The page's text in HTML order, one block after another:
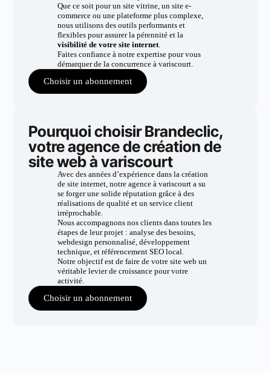
Que ce soit pour un site vitrine, un site e-
commerce ou une plateforme plus complexe,
nous utilisons des outils performants et
flexibles pour assurer la pérennité et la
visibilité de votre site internet.
Faites confiance à notre expertise pour vous
démarquer de la concurrence à variscourt.
Choisir un abonnement
Pourquoi choisir Brandeclic,
votre agence de création de
site web à variscourt
Avec des années d’expérience dans la création
de site internet, notre agence à variscourt a su
se forger une solide réputation grâce à des
réalisations de qualité et un service client
irréprochable.
Nous accompagnons nos clients dans toutes les
étapes de leur projet : analyse des besoins,
webdesign personnalisé, développement
technique, et référencement SEO local.
Notre objectif est de faire de votre site web un
véritable levier de croissance pour votre
activité.
Choisir un abonnement